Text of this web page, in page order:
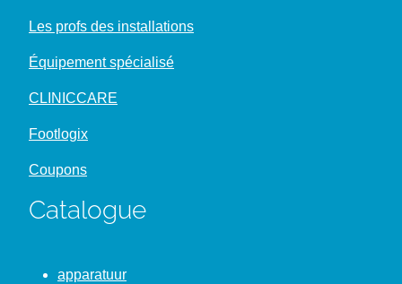
Les profs des installations
Équipement spécialisé
CLINICCARE
Footlogix
Coupons
Catalogue
apparatuur